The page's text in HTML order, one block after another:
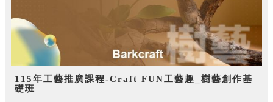
115年工藝推廣課程-Craft FUN工藝趣_樹藝創作基
礎班